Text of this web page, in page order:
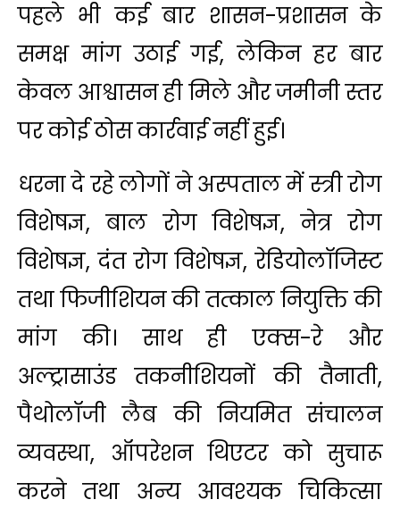
पहले भी कई बार शासन-प्रशासन के
समक्ष मांग उठाई गई, लेकिन हर बार
केवल आश्वासन ही मिले और जमीनी स्तर
पर कोई ठोस कार्रवाई नहीं हुई।
धरना दे रहे लोगों ने अस्पताल में स्त्री रोग
विशेषज्ञ, बाल रोग विशेषज्ञ, नेत्र रोग
विशेषज्ञ, दंत रोग विशेषज्ञ, रेडियोलॉजिस्ट
तथा फिजीशियन की तत्काल नियुक्ति की
मांग की। साथ ही एक्स-रे और
अल्ट्रासाउंड तकनीशियनों की तैनाती,
पैथोलॉजी लैब की नियमित संचालन
व्यवस्था, ऑपरेशन थिएटर को सुचारू
करने तथा अन्य आवश्यक चिकित्सा